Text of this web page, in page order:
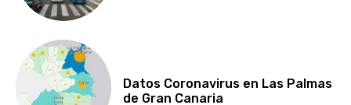
Datos Coronavirus en Las Palmas
de Gran Canaria